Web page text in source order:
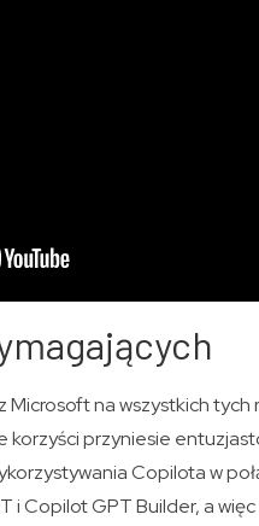
na wszystkich
przyniesie
Copilota w
i Copilot GPT Builder, a